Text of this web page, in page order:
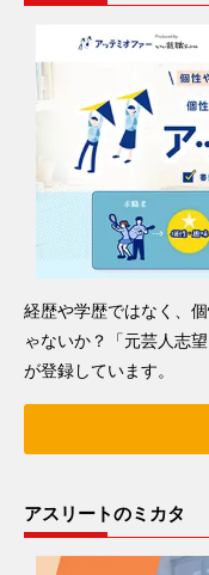
経歴や学歴ではなく、
ゃないか？「元芸人志
が登録しています。
アスリートのミカタ